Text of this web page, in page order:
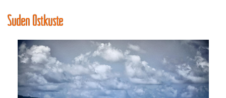
Süden Ostküste